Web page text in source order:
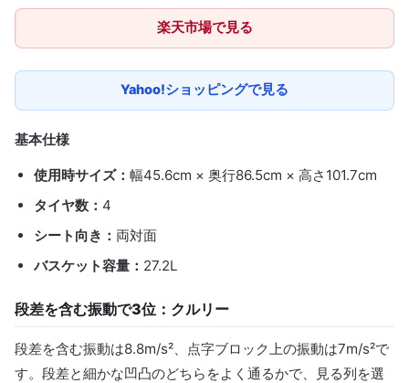
楽天市場で見る
Yahoo!ショッピングで見る
基本仕様
使用時サイズ： 幅45.6cm × 奥行86.5cm × 高さ101.7cm
タイヤ数： 4
シート向き： 両対面
バスケット容量： 27.2L
段差を含む振動で3位：クルリー
段差を含む振動は8.8m/s²、点字ブロック上の振動は7m/s²で
す。段差と細かな凹凸のどちらをよく通るかで、見る列を選